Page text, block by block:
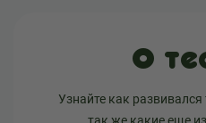
О
Узнайте как